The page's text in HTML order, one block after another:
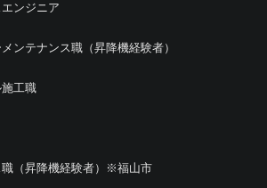
エンジニア
ンテナンス職（昇降機経験者）
施工職
職（昇降機経験者）※福山市